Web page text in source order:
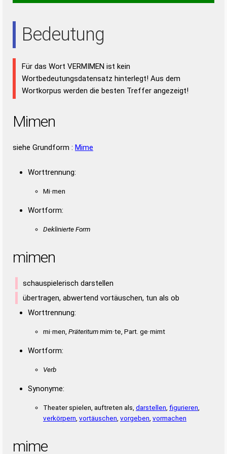
Bedeutung
Für das Wort VERMIMEN ist kein
Wortbedeutungsdatensatz hinterlegt! Aus dem
Wortkorpus werden die besten Treffer angezeigt!
Mimen
siehe Grundform : Mime
Worttrennung:
Mi·men
Wortform:
Deklinierte Form
mimen
schauspielerisch darstellen
übertragen, abwertend vortäuschen, tun als ob
Worttrennung:
mi·men, Präteritummim·te, Part. ge·mimt
Wortform:
Verb
Synonyme:
Theater spielen, auftreten als, darstellen figurieren
verkörpern vortäuschen vorgeben vormachen
mime